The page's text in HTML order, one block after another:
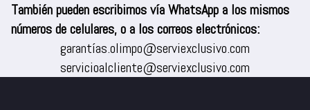
También pueden escribirnos vía WhatsApp a los mismos
números de celulares, o a los correos electrónicos:
garantías.olimpo@serviexclusivo.com
servicioalcliente@serviexclusivo.com